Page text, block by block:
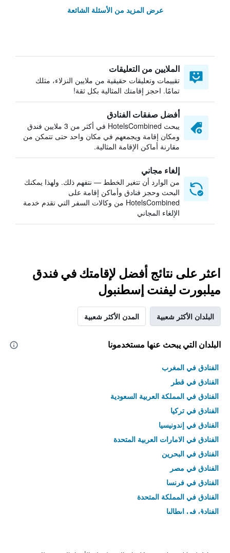
عرض المزيد من الأسئلة الشائعة
الملايين من التعليقات
تقييمات وتعليقات حقيقية من ملايين النزلاء، مثلك
تمامًا. احجز إقامتك المثالية بكل ثقة!
أفضل صفقات الفنادق
يبحث HotelsCombined في أكثر من 3 ملايين فندق
ومكان إقامة ويجمعهم في مكان واحد حتى تتمكن من
مقارنة أماكن الإقامة المثالية.
إلغاء مجاني
من الوارد أن تتغير الخطط — نتفهم ذلك. ولهذا يمكنك
البحث وحجز فنادق وأماكن إقامة على
HotelsCombined من وكالات السفر التي تقدم خدمة
الإلغاء المجاني
اعثر على نتائج أفضل لإقامتك في فندق
ميلبورت ليفنت إسطنبول
البلدان الأكثر شعبية المدن الأكثر شعبية
البلدان التي يبحث عنها مستخدمونا
الفنادق في المغرب
الفنادق في قطر
الفنادق في المملكة العربية السعودية
الفنادق في تركيا
الفنادق في إندونيسيا
الفنادق في الامارات العربية المتحدة
الفنادق في البحرين
الفنادق في مصر
الفنادق في فرنسا
الفنادق في المملكة المتحدة
الفنادق في إيطاليا